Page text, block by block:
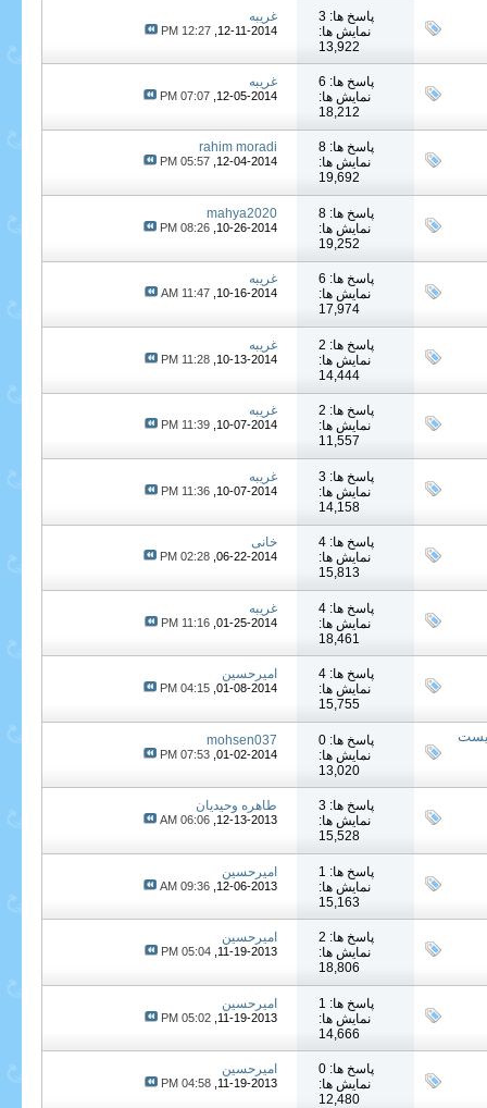
پاسخ ها: 3
نمایش ها:
13,922
غریبه
12-11-2014,
12:27 PM
پاسخ ها: 6
نمایش ها:
18,212
غریبه
12-05-2014,
07:07 PM
پاسخ ها: 8
نمایش ها:
19,692
rahim moradi
12-04-2014,
05:57 PM
پاسخ ها: 8
نمایش ها:
19,252
mahya2020
10-26-2014,
08:26 PM
پاسخ ها: 6
نمایش ها:
17,974
غریبه
10-16-2014,
11:47 AM
پاسخ ها: 2
نمایش ها:
14,444
غریبه
10-13-2014,
11:28 PM
پاسخ ها: 2
نمایش ها:
11,557
غریبه
10-07-2014,
11:39 PM
پاسخ ها: 3
نمایش ها:
14,158
غریبه
10-07-2014,
11:36 PM
پاسخ ها: 4
نمایش ها:
15,813
خانی
06-22-2014,
02:28 PM
پاسخ ها: 4
نمایش ها:
18,461
غریبه
01-25-2014,
11:16 PM
پاسخ ها: 4
نمایش ها:
15,755
امیرحسین
01-08-2014,
04:15 PM
پاسخ ها: 0
نمایش ها:
13,020
mohsen037
01-02-2014,
07:53 PM
پاسخ ها: 3
نمایش ها:
15,528
طاهره وحیدیان
12-13-2013,
06:06 AM
پاسخ ها: 1
نمایش ها:
15,163
امیرحسین
12-06-2013,
09:36 AM
پاسخ ها: 2
نمایش ها:
18,806
امیرحسین
11-19-2013,
05:04 PM
پاسخ ها: 1
نمایش ها:
14,666
امیرحسین
11-19-2013,
05:02 PM
پاسخ ها: 0
نمایش ها:
12,480
امیرحسین
11-19-2013,
04:58 PM